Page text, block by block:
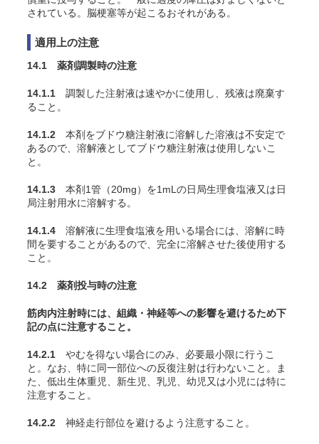
されている。脳梗塞等が起こるおそれがある。
適用上の注意
14.1 薬剤調製時の注意
14.1.1 調製した注射液は速やかに使用し、残液は廃棄す
ること。
14.1.2 本剤をブドウ糖注射液に溶解した溶液は不安定で
あるので、溶解液としてブドウ糖注射液は使用しないこ
と。
14.1.3 本剤1管（20mg）を1mLの日局生理食塩液又は日
局注射用水に溶解する。
14.1.4 溶解液に生理食塩液を用いる場合には、溶解に時
間を要することがあるので、完全に溶解させた後使用する
こと。
14.2 薬剤投与時の注意
筋肉内注射時には、組織・神経等への影響を避けるため下
記の点に注意すること。
14.2.1 やむを得ない場合にのみ、必要最小限に行うこ
と。なお、特に同一部位への反復注射は行わないこと。ま
た、低出生体重児、新生児、乳児、幼児又は小児には特に
注意すること。
14.2.2 神経走行部位を避けるよう注意すること。